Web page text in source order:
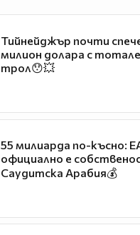
Тийнейджър почти
милион долара с
трол😯💥
55 милиарда по-късно:
официално е
Саудитска Арабия💰